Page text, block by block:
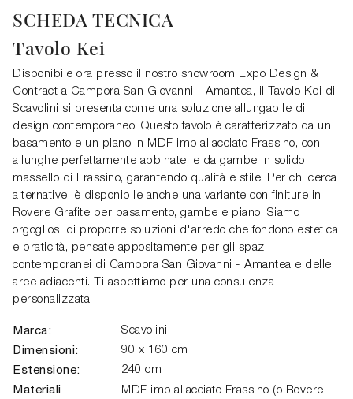
SCHEDA TECNICA
Tavolo Kei
Disponibile ora presso il nostro showroom Expo Design &
Contract a Campora San Giovanni - Amantea, il Tavolo Kei di
Scavolini si presenta come una soluzione allungabile di
design contemporaneo. Questo tavolo è caratterizzato da un
basamento e un piano in MDF impiallacciato Frassino, con
allunghe perfettamente abbinate, e da gambe in solido
massello di Frassino, garantendo qualità e stile. Per chi cerca
alternative, è disponibile anche una variante con finiture in
Rovere Grafite per basamento, gambe e piano. Siamo
orgogliosi di proporre soluzioni d'arredo che fondono estetica
e praticità, pensate appositamente per gli spazi
contemporanei di Campora San Giovanni - Amantea e delle
aree adiacenti. Ti aspettiamo per una consulenza
personalizzata!
Marca: Scavolini
Dimensioni: 90 x 160 cm
Estensione: 240 cm
Materiali
MDF impiallacciato Frassino (o Rovere